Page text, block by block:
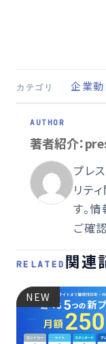
カテゴリ 企業
著者紹介：
プレ
リテ
す。
ご確
RELATED 関連
NEW